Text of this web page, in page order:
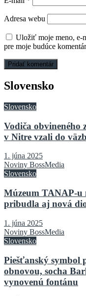
Adresa webu
Uložiť moje meno, e-
pre moje budúce
Slovensko
Slovensko
Vodiča obvineného
v Nitre vzali do
1. júna 2025
Noviny BossMedia
Slovensko
Múzeum TANAP-u
pribudla aj nová
1. júna 2025
Noviny BossMedia
Slovensko
Piešťanský symbol
obnovou, socha
vynovenú fontánu